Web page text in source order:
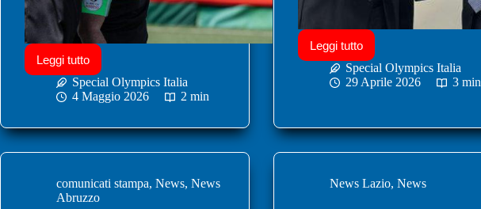
Leggi tutto
Special Olympics Italia
4 Maggio 2026
2 min
Leggi tutto
Special Olympics Italia
29 Aprile 2026
3 min
comunicati stampa, News, News
Abruzzo
News Lazio, News